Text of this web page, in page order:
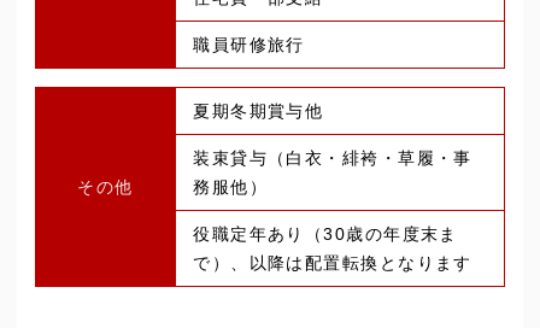
職員研修旅行
その他
夏期冬期賞与他
装束貸与（白衣・緋袴・草履・事
務服他）
役職定年あり（30歳の年度末ま
で）、以降は配置転換となります